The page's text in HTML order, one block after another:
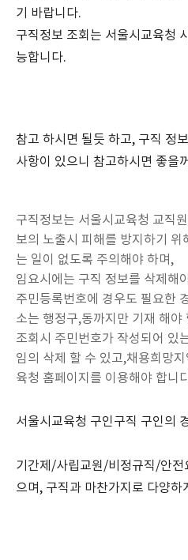
기 바랍니다.
구직정보 조회는 서울시교육청
능합니다.
참고 하시면 될듯 하고, 구직 정
사항이 있으니 참고하시면 좋을
구직정보는 서울시교육청 교직
보의 노출시 피해를 방지하기 위
는 일이 없도록 주의해야 하며,
임요시에는 구직 정보를 삭제해
주민등록번호에 경우도 필요한
소는 행정구,동까지만 기재 해야
조회시 주민번호가 작성되어 있
임의 삭제 할 수 있고,채용희망
육청 홈페이지를 이용해야 합니
서울시교육청 구인구직 구인의
기간제/사립교원/비정규직/안전
으며, 구직과 마찬가지로 다양하